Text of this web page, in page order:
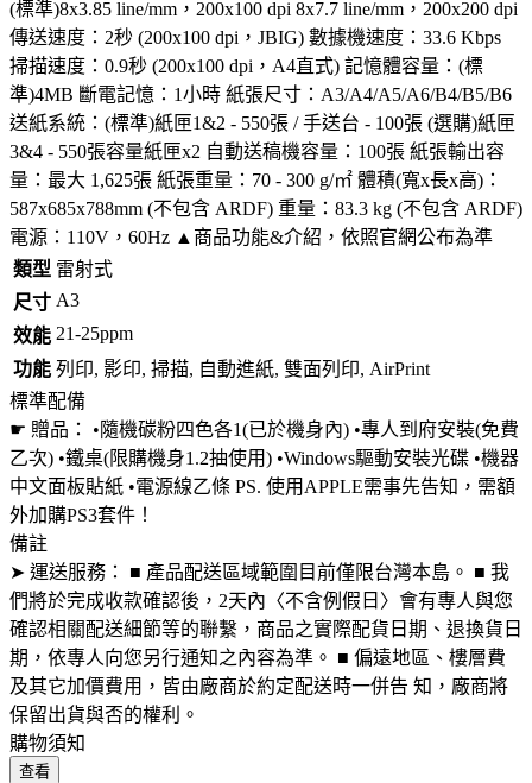
(標準)8x3.85 line/mm，200x100 dpi 8x7.7 line/mm，200x200 dpi
傳送速度：2秒 (200x100 dpi，JBIG) 數據機速度：33.6 Kbps
掃描速度：0.9秒 (200x100 dpi，A4直式) 記憶體容量：(標
準)4MB 斷電記憶：1小時 紙張尺寸：A3/A4/A5/A6/B4/B5/B6
送紙系統：(標準)紙匣1&2 - 550張 / 手送台 - 100張 (選購)紙匣
3&4 - 550張容量紙匣x2 自動送稿機容量：100張 紙張輸出容
量：最大 1,625張 紙張重量：70 - 300 g/㎡ 體積(寬x長x高)：
587x685x788mm (不包含 ARDF) 重量：83.3 kg (不包含 ARDF)
電源：110V，60Hz ▲商品功能&介紹，依照官網公布為準
類型 雷射式
尺寸 A3
效能 21-25ppm
功能 列印, 影印, 掃描, 自動進紙, 雙面列印, AirPrint
標準配備
☛ 贈品： •隨機碳粉四色各1(已於機身內) •專人到府安裝(免費
乙次) •鐵桌(限購機身1.2抽使用) •Windows驅動安裝光碟 •機器
中文面板貼紙 •電源線乙條 PS. 使用APPLE需事先告知，需額
外加購PS3套件！
備註
➤ 運送服務： ■ 產品配送區域範圍目前僅限台灣本島。 ■ 我
們將於完成收款確認後，2天內〈不含例假日〉會有專人與您
確認相關配送細節等的聯繫，商品之實際配貨日期、退換貨日
期，依專人向您另行通知之內容為準。 ■ 偏遠地區、樓層費
及其它加價費用，皆由廠商於約定配送時一併告 知，廠商將
保留出貨與否的權利。
購物須知
查看